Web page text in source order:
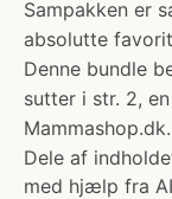
Sampakken er
absolutte
Denne bundle
sutter i str. 2,
Mammashop.dk.
Dele af
med hjælp fra